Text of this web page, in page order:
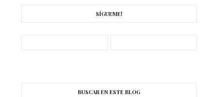
SÍGUEME!
BUSCAR EN ESTE BLOG